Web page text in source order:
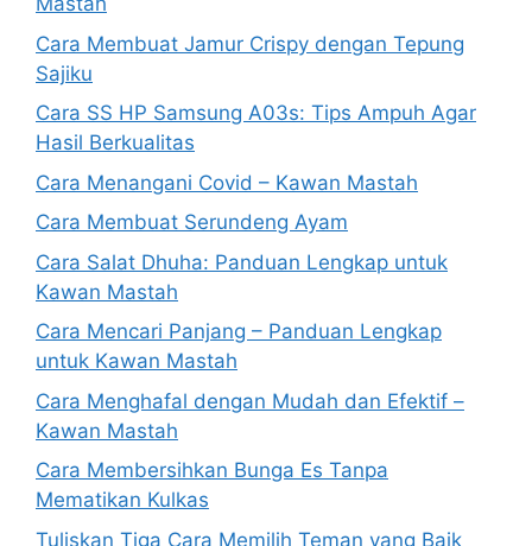
Cara Membuat Jamur Crispy dengan Tepung
Sajiku
Cara SS HP Samsung A03s: Tips Ampuh Agar
Hasil Berkualitas
Cara Menangani Covid – Kawan Mastah
Cara Membuat Serundeng Ayam
Cara Salat Dhuha: Panduan Lengkap untuk
Kawan Mastah
Cara Mencari Panjang – Panduan Lengkap
untuk Kawan Mastah
Cara Menghafal dengan Mudah dan Efektif –
Kawan Mastah
Cara Membersihkan Bunga Es Tanpa
Mematikan Kulkas
Tuliskan Tiga Cara Memilih Teman yang Baik